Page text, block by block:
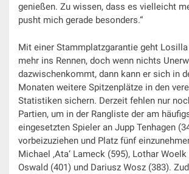
genießen. Zu wissen, dass es vielleicht
pusht mich gerade besonders.“
Mit einer Stammplatzgarantie geht
mehr ins Rennen, doch wenn nichts
dazwischenkommt, dann kann er sich in
Monaten weitere Spitzenplätze in den
Statistiken sichern. Derzeit fehlen nur
Partien, um in der Rangliste der am
eingesetzten Spieler an Jupp Tenhagen
vorbeizuziehen und Platz fünf
Michael ‚Ata‘ Lameck (595), Lothar
Oswald (401) und Dariusz Wosz (383).